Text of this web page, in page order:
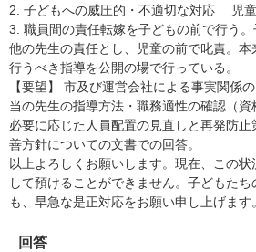
2. 子どもへの威圧的・不適切な対応 児
3. 職員間の責任転嫁を子どもの前で行う
他の先生の責任とし、児童の前で叱責。
行うべき指導を公開の場で行っている。
【要望】 市及び運営会社による事実関係
当の先生の指導方法・職務適性の確認（資
必要に応じた人員配置の見直しと再発防
善方針についての文書での回答。
以上よろしくお願いします。現在、この
して預けることができません。子どもた
も、早急な是正対応をお願い申し上げます。
回答